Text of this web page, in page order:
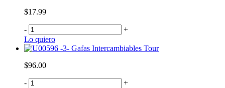
$17.99
-
+
Lo quiero
Gafas Intercambiables Tour
$96.00
-
+